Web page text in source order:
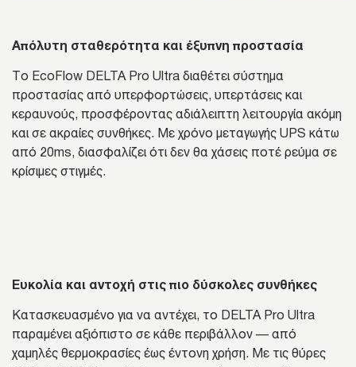
Απόλυτη σταθερότητα και έξυπνη προστασία
Το EcoFlow DELTA Pro Ultra διαθέτει σύστημα
προστασίας από υπερφορτώσεις, υπερτάσεις και
κεραυνούς, προσφέροντας αδιάλειπτη λειτουργία ακόμη
και σε ακραίες συνθήκες. Με χρόνο μεταγωγής UPS κάτω
από 20ms, διασφαλίζει ότι δεν θα χάσεις ποτέ ρεύμα σε
κρίσιμες στιγμές.
Ευκολία και αντοχή στις πιο δύσκολες συνθήκες
Κατασκευασμένο για να αντέχει, το DELTA Pro Ultra
παραμένει αξιόπιστο σε κάθε περιβάλλον — από
χαμηλές θερμοκρασίες έως έντονη χρήση. Με τις θύρες